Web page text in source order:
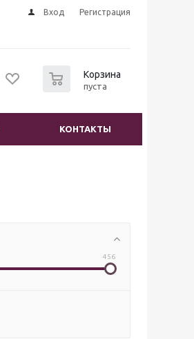
Вход Регистрация
Корзина
пуста
КОНТАКТЫ
456